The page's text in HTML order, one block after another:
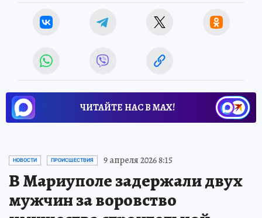
ЧИТАЙТЕ НАС В МАХ!
НОВОСТИ ПРОИСШЕСТВИЯ 9 апреля 2026 8:15
В Мариуполе задержали двух
мужчин за воровство